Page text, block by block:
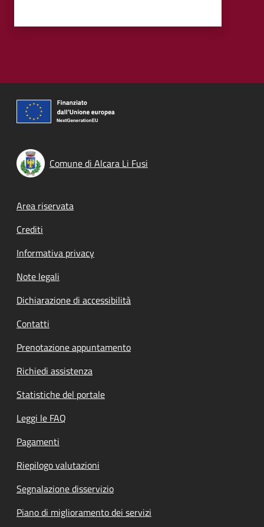
Comune di Alcara Li Fusi
Footer menu
Area riservata
Crediti
Informativa privacy
Note legali
Dichiarazione di accessibilità
Contatti
Prenotazione appuntamento
Richiedi assistenza
Statistiche del portale
Leggi le FAQ
Pagamenti
Riepilogo valutazioni
Segnalazione disservizio
Piano di miglioramento dei servizi